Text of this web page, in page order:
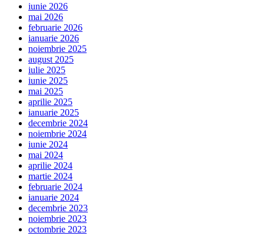
iunie 2026
mai 2026
februarie 2026
ianuarie 2026
noiembrie 2025
august 2025
iulie 2025
iunie 2025
mai 2025
aprilie 2025
ianuarie 2025
decembrie 2024
noiembrie 2024
iunie 2024
mai 2024
aprilie 2024
martie 2024
februarie 2024
ianuarie 2024
decembrie 2023
noiembrie 2023
octombrie 2023